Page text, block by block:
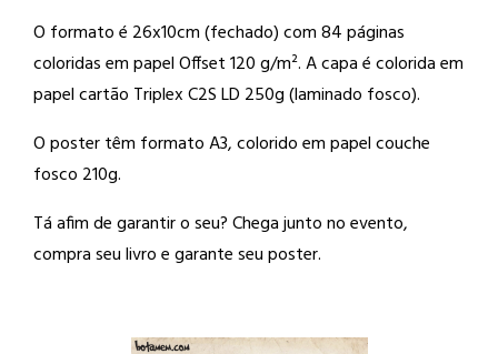
O formato é 26x10cm (fechado) com 84 páginas
coloridas em papel Offset 120 g/m². A capa é colorida em
papel cartão Triplex C2S LD 250g (laminado fosco).
O poster têm formato A3, colorido em papel couche
fosco 210g.
Tá afim de garantir o seu? Chega junto no evento,
compra seu livro e garante seu poster.